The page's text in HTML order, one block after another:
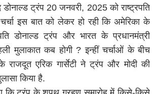
ट्रंप 20 जनवरी, 2025 को राष्ट्रपति
इस बात को लेकर हो रही कि अमेरिका के
डोनाल्ड ट्रंप और भारत के प्रधानमंत्री
मुलाकात कब होगी ? इन्हीं चर्चाओं के बीच
राजदूत एरिक गार्सेटी ने ट्रंप और मोदी की
किया है.